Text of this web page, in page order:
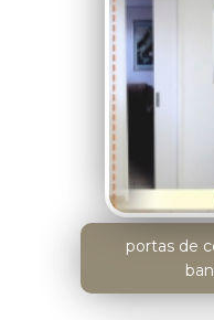
portas de